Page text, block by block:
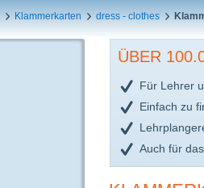
Klammerkarten dress - clothes
ÜBER
Für Lehrer
Einfach zu
Auch für